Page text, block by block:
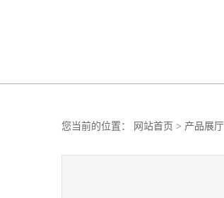
您当前的位置： 网站首页 > 产品展厅